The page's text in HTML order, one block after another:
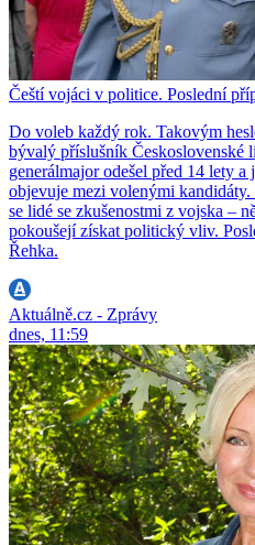
Čeští vojáci v politice. Poslední
Do voleb každý rok. Takovým
bývalý příslušník Československé
generálmajor odešel před 14 lety a
objevuje mezi volenými
se lidé se zkušenostmi z vojska –
pokoušejí získat politický vliv.
Řehka.
Aktuálně.cz - Zprávy
dnes, 11:59